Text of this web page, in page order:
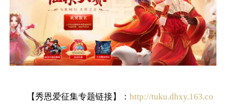
【秀恩爱征集专题链接】：http://tuku.dhxy.163.co